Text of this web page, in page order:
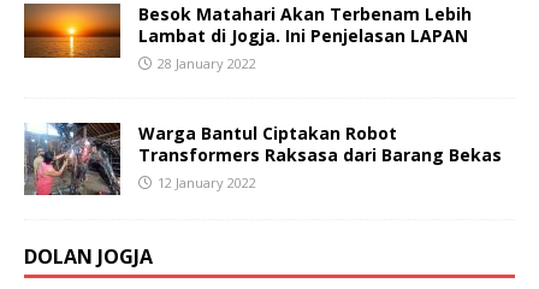
Besok Matahari Akan Terbenam Lebih
Lambat di Jogja. Ini Penjelasan LAPAN
28 January 2022
Warga Bantul Ciptakan Robot
Transformers Raksasa dari Barang Bekas
12 January 2022
DOLAN JOGJA